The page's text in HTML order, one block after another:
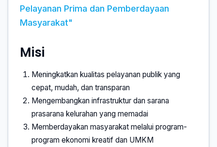
Pelayanan Prima dan Pemberdayaan
Masyarakat"
Misi
Meningkatkan kualitas pelayanan publik yang
cepat, mudah, dan transparan
Mengembangkan infrastruktur dan sarana
prasarana kelurahan yang memadai
Memberdayakan masyarakat melalui program-
program ekonomi kreatif dan UMKM